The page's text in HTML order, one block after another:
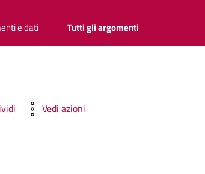
e dati Tutti gli argomenti
Vedi azioni